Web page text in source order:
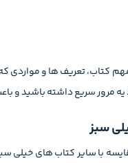
کتاب، تعریف ها و مواردی
یه مرور سریع داشته
سبز
با سایر کتاب های خیلی